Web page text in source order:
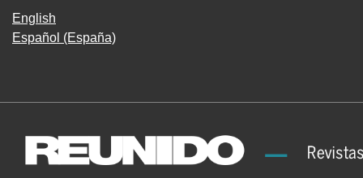
English
Español (España)